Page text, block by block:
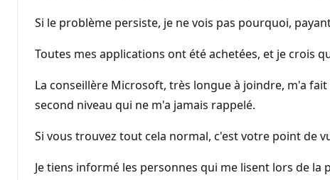
Si le problème persiste, je ne vois pas pourquoi,
Toutes mes applications ont été achetées, et je crois
La conseillère Microsoft, très longue à joindre, m'a
second niveau qui ne m'a jamais rappelé.
Si vous trouvez tout cela normal, c'est votre point de
Je tiens informé les personnes qui me lisent lors de